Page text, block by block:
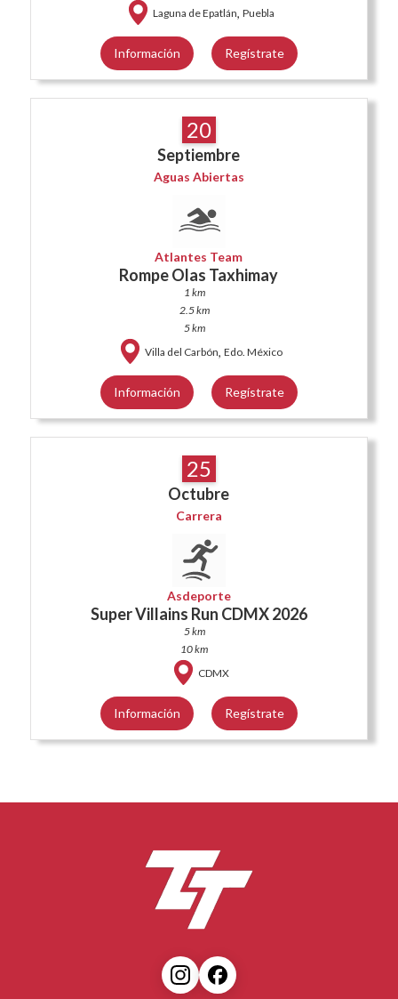
Laguna de Epatlán, Puebla
Información Regístrate
20
Septiembre
Aguas Abiertas
Atlantes Team
Rompe Olas Taxhimay
1 km
2.5 km
5 km
Villa del Carbón, Edo. México
Información Regístrate
25
Octubre
Carrera
Asdeporte
Super Villains Run CDMX 2026
5 km
10 km
CDMX
Información Regístrate